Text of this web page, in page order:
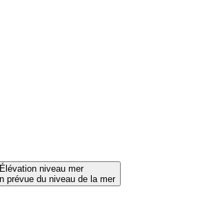
Élévation niveau mer
prévue du niveau de la mer